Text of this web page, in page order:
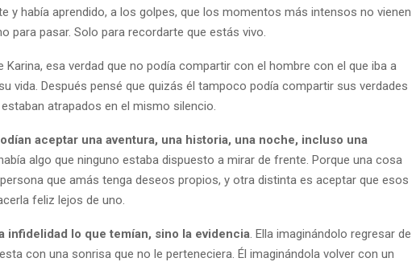
y había aprendido, a los golpes, que los momentos más intensos no vienen
para pasar. Solo para recordarte que estás vivo.
Karina, esa verdad que no podía compartir con el hombre con el que iba a
vida. Después pensé que quizás él tampoco podía compartir sus verdades
atrapados en el mismo silencio.
aceptar una aventura, una historia, una noche, incluso una
algo que ninguno estaba dispuesto a mirar de frente. Porque una cosa
que amás tenga deseos propios, y otra distinta es aceptar que esos
feliz lejos de uno.
infidelidad lo que temían, sino la evidencia. Ella imaginándolo regresar de
con una sonrisa que no le perteneciera. Él imaginándola volver con un